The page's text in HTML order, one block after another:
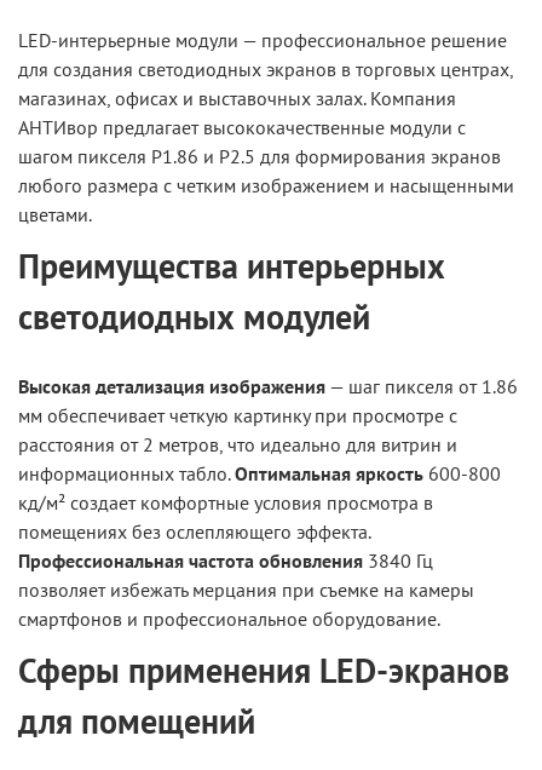
LED-интерьерные модули — профессиональное решение
для создания светодиодных экранов в торговых центрах,
магазинах, офисах и выставочных залах. Компания
АНТИвор предлагает высококачественные модули с
шагом пикселя P1.86 и P2.5 для формирования экранов
любого размера с четким изображением и насыщенными
цветами.
Преимущества интерьерных
светодиодных модулей
Высокая детализация изображения — шаг пикселя от 1.86
мм обеспечивает четкую картинку при просмотре с
расстояния от 2 метров, что идеально для витрин и
информационных табло.Оптимальная яркость 600-800
кд/м² создает комфортные условия просмотра в
помещениях без ослепляющего эффекта.
Профессиональная частота обновления 3840 Гц
позволяет избежать мерцания при съемке на камеры
смартфонов и профессиональное оборудование.
Сферы применения LED-экранов
для помещений